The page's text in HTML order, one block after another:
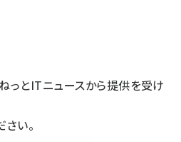
っとITニュースから提供を受け
さい。